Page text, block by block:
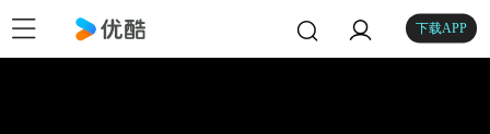
下载APP